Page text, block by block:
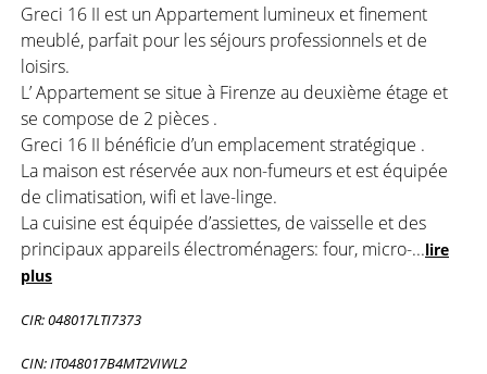
Greci 16 II est un Appartement lumineux et finement
meublé, parfait pour les séjours professionnels et de
loisirs.
L’ Appartement se situe à Firenze au deuxième étage et
se compose de 2 pièces .
Greci 16 II bénéficie d’un emplacement stratégique .
La maison est réservée aux non-fumeurs et est équipée
de climatisation, wifi et lave-linge.
La cuisine est équipée d’assiettes, de vaisselle et des
principaux appareils électroménagers: four, micro-...lire
plus
CIR: 048017LTI7373
CIN: IT048017B4MT2VIWL2